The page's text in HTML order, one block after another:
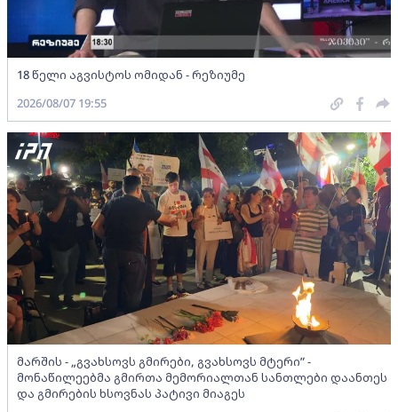
18 წელი აგვისტოს ომიდან - რეზიუმე
2026/08/07 19:55
მარშის - „გვახსოვს გმირები, გვახსოვს მტერი” -
მონაწილეებმა გმირთა მემორიალთან სანთლები დაანთეს
და გმირების ხსოვნას პატივი მიაგეს